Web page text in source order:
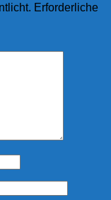
Erforderliche